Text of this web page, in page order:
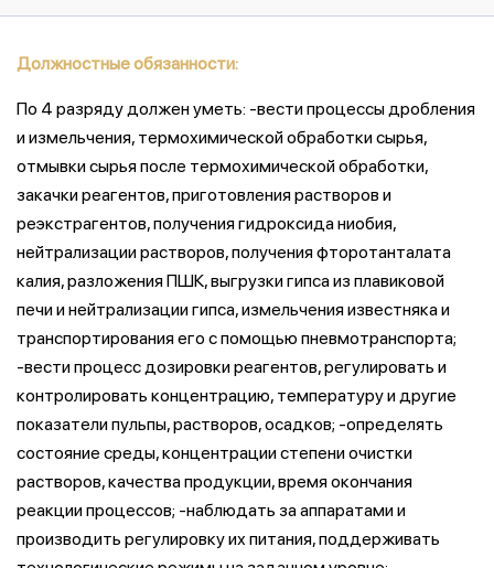
Должностные обязанности:
По 4 разряду должен уметь: -вести процессы дробления
и измельчения, термохимической обработки сырья,
отмывки сырья после термохимической обработки,
закачки реагентов, приготовления растворов и
реэкстрагентов, получения гидроксида ниобия,
нейтрализации растворов, получения фторотанталата
калия, разложения ПШК, выгрузки гипса из плавиковой
печи и нейтрализации гипса, измельчения известняка и
транспортирования его с помощью пневмотранспорта;
-вести процесс дозировки реагентов, регулировать и
контролировать концентрацию, температуру и другие
показатели пульпы, растворов, осадков; -определять
состояние среды, концентрации степени очистки
растворов, качества продукции, время окончания
реакции процессов; -наблюдать за аппаратами и
производить регулировку их питания, поддерживать